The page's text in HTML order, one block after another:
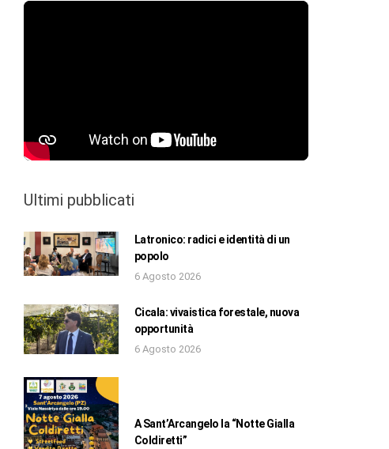
Ultimi pubblicati
Latronico: radici e identità di un
popolo
6 Agosto 2026
Cicala: vivaistica forestale, nuova
opportunità
6 Agosto 2026
A Sant’Arcangelo la “Notte Gialla
Coldiretti”